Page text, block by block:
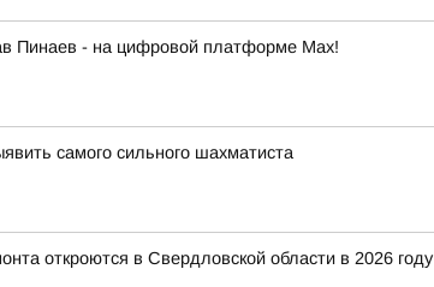
Пинаев - на цифровой платформе Max!
самого сильного шахматиста
откроются в Свердловской области в 2026 году